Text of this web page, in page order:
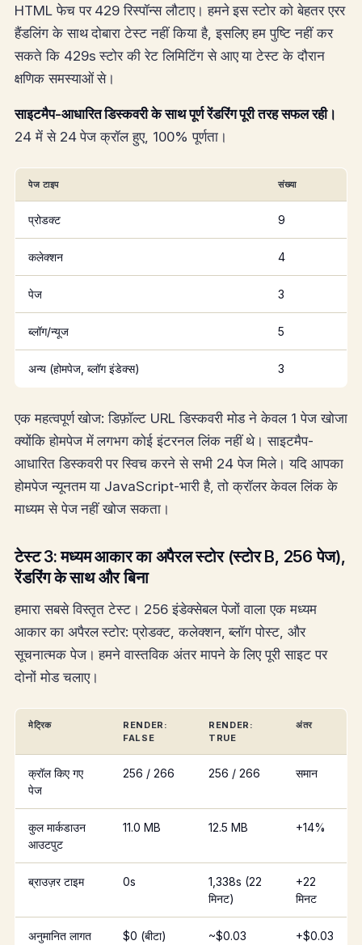
HTML फेच पर 429 रिस्पॉन्स लौटाए। हमने इस स्टोर को बेहतर एरर
हैंडलिंग के साथ दोबारा टेस्ट नहीं किया है, इसलिए हम पुष्टि नहीं कर
सकते कि 429s स्टोर की रेट लिमिटिंग से आए या टेस्ट के दौरान
क्षणिक समस्याओं से।
साइटमैप-आधारित डिस्कवरी के साथ पूर्ण रेंडरिंग पूरी तरह सफल रही।
24 में से 24 पेज क्रॉल हुए, 100% पूर्णता।
पेज टाइप संख्या
प्रोडक्ट 9
कलेक्शन 4
पेज 3
ब्लॉग/न्यूज 5
अन्य (होमपेज, ब्लॉग इंडेक्स) 3
एक महत्वपूर्ण खोज: डिफ़ॉल्ट URL डिस्कवरी मोड ने केवल 1 पेज खोजा
क्योंकि होमपेज में लगभग कोई इंटरनल लिंक नहीं थे। साइटमैप-
आधारित डिस्कवरी पर स्विच करने से सभी 24 पेज मिले। यदि आपका
होमपेज न्यूनतम या JavaScript-भारी है, तो क्रॉलर केवल लिंक के
माध्यम से पेज नहीं खोज सकता।
टेस्ट 3: मध्यम आकार का अपैरल स्टोर (स्टोर B, 256 पेज),
रेंडरिंग के साथ और बिना
हमारा सबसे विस्तृत टेस्ट। 256 इंडेक्सेबल पेजों वाला एक मध्यम
आकार का अपैरल स्टोर: प्रोडक्ट, कलेक्शन, ब्लॉग पोस्ट, और
सूचनात्मक पेज। हमने वास्तविक अंतर मापने के लिए पूरी साइट पर
दोनों मोड चलाए।
मेट्रिक
RENDER:
FALSE
RENDER:
TRUE
अंतर
क्रॉल किए गए
पेज
256 / 266 256 / 266 समान
कुल मार्कडाउन
आउटपुट
11.0 MB 12.5 MB +14%
ब्राउज़र टाइम 0s
1,338s (22
मिनट)
+22
मिनट
अनुमानित लागत $0 (बीटा) ~$0.03 +$0.03